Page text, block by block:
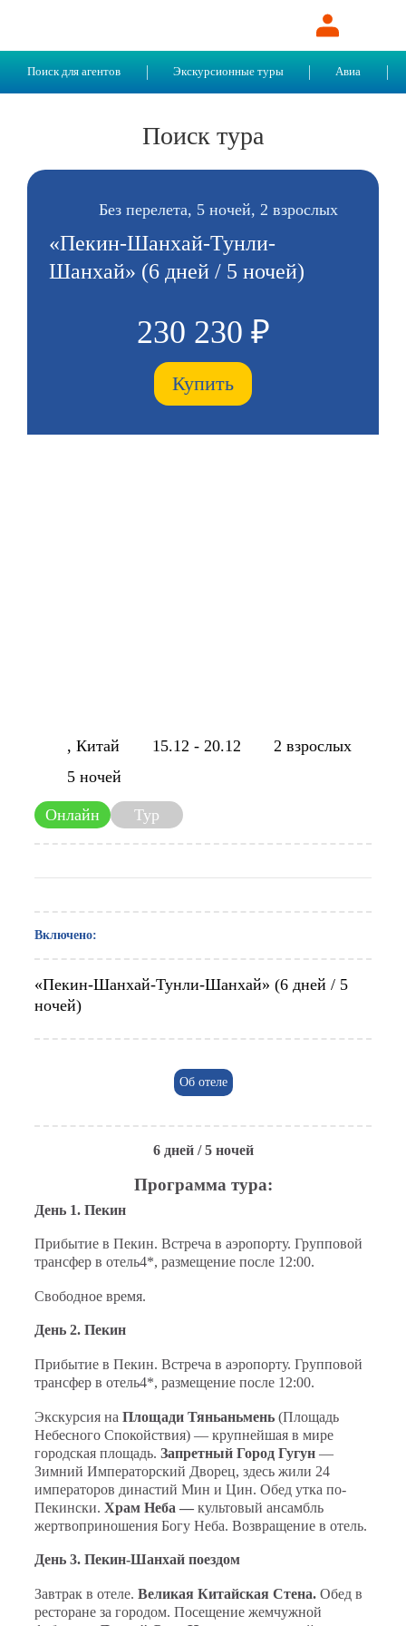
Поиск для агентов Экскурсионные туры Авиа
Поиск тура
Без перелета, 5 ночей, 2 взрослых
«Пекин-Шанхай-Тунли-
Шанхай» (6 дней / 5 ночей)
230 230 ₽
Купить
, Китай 15.12 - 20.12
2 взрослых
5 ночей
Онлайн Тур
Включено:
«Пекин-Шанхай-Тунли-Шанхай» (6 дней / 5
ночей)
Об отеле
6 дней / 5 ночей
Программа тура:
День 1. Пекин
Прибытие в Пекин. Встреча в аэропорту. Групповой
трансфер в отель4*, размещение после 12:00.
Свободное время.
День 2. Пекин
Прибытие в Пекин. Встреча в аэропорту. Групповой
трансфер в отель4*, размещение после 12:00.
Экскурсия на Площади Тяньаньмень (Площадь
Небесного Спокойствия) — крупнейшая в мире
городская площадь. Запретный Город Гугун —
Зимний Императорский Дворец, здесь жили 24
императоров династий Мин и Цин. Обед утка по-
Пекинcки. Храм Неба — культовый ансамбль
жертвоприношения Богу Неба. Возвращение в отель.
День 3. Пекин-Шанхай поездом
Завтрак в отеле. Великая Китайская Стена. Обед в
ресторане за городом. Посещение жемчужной